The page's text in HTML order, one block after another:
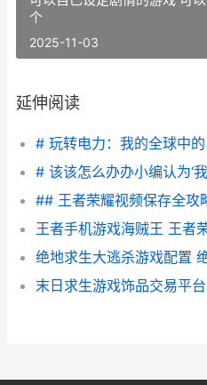
个
2025-11-03
延伸阅读
# 玩转电力：我的全球中
## 王者荣耀视频保存全攻
王者手机游戏海贼王 王者